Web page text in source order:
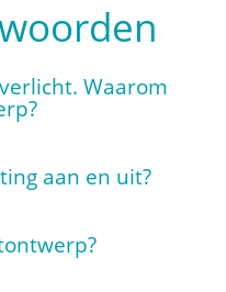
Waarom
aan en uit?